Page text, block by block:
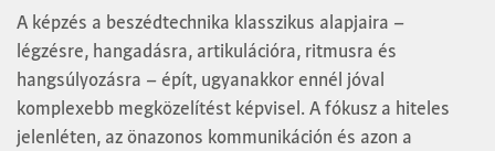
A képzés a beszédtechnika klasszikus alapjaira –
légzésre, hangadásra, artikulációra, ritmusra és
hangsúlyozásra – épít, ugyanakkor ennél jóval
komplexebb megközelítést képvisel. A fókusz a hiteles
jelenléten, az önazonos kommunikáción és azon a